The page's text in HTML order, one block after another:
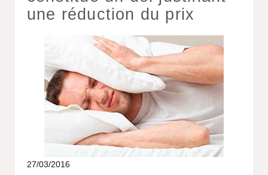
une réduction du prix
27/03/2016